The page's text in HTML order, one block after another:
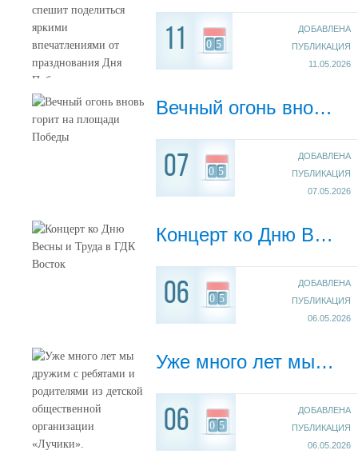
11 05
ДОБАВЛЕНА
ПУБЛИКАЦИЯ
11.05.2026
Вечный огонь вновь горит на площади Победы
07 05
ДОБАВЛЕНА
ПУБЛИКАЦИЯ
07.05.2026
Концерт ко Дню Весны и Труда в ГДК Восток
06 05
ДОБАВЛЕНА
ПУБЛИКАЦИЯ
06.05.2026
Уже много лет мы дружим с ребятами и родителями из детской общественной организации «Лучики».
06 05
ДОБАВЛЕНА
ПУБЛИКАЦИЯ
06.05.2026